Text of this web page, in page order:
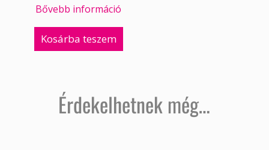
Bővebb információ
Kosárba teszem
Érdekelhetnek még…